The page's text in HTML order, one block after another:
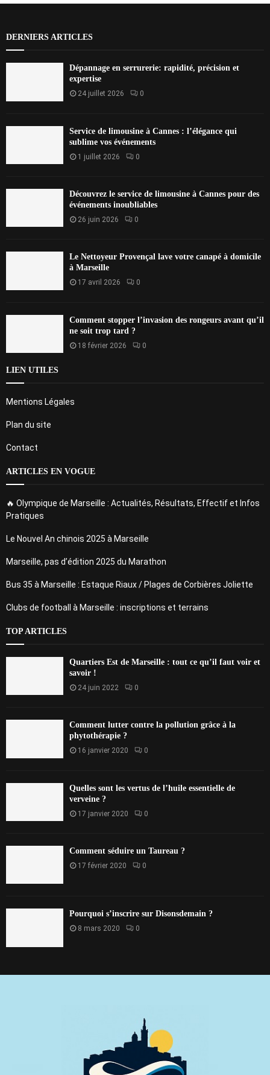
DERNIERS ARTICLES
Dépannage en serrurerie: rapidité, précision et
expertise
24 juillet 2026 0
Service de limousine à Cannes : l’élégance qui
sublime vos événements
1 juillet 2026 0
Découvrez le service de limousine à Cannes pour des
événements inoubliables
26 juin 2026 0
Le Nettoyeur Provençal lave votre canapé à domicile
à Marseille
17 avril 2026 0
Comment stopper l’invasion des rongeurs avant qu’il
ne soit trop tard ?
18 février 2026 0
LIEN UTILES
Mentions Légales
Plan du site
Contact
ARTICLES EN VOGUE
🔥 Olympique de Marseille : Actualités, Résultats, Effectif et Infos
Pratiques
Le Nouvel An chinois 2025 à Marseille
Marseille, pas d’édition 2025 du Marathon
Bus 35 à Marseille : Estaque Riaux / Plages de Corbières Joliette
Clubs de football à Marseille : inscriptions et terrains
TOP ARTICLES
Quartiers Est de Marseille : tout ce qu’il faut voir et
savoir !
24 juin 2022 0
Comment lutter contre la pollution grâce à la
phytothérapie ?
16 janvier 2020 0
Quelles sont les vertus de l’huile essentielle de
verveine ?
17 janvier 2020 0
Comment séduire un Taureau ?
17 février 2020 0
Pourquoi s’inscrire sur Disonsdemain ?
8 mars 2020 0